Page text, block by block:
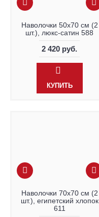
Наволочки 50х70 см (2
шт.), люкс-сатин 588
2 420 руб.
КУПИТЬ
Наволочки 70х70 см (2
шт.), египетский хлопок
611